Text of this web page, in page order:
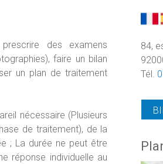
des examens
faire un bilan
un plan de traitement
nécessaire (Plusieurs
de traitement), de la
; La durée ne peut être
réponse individuelle au
84,
Tél.